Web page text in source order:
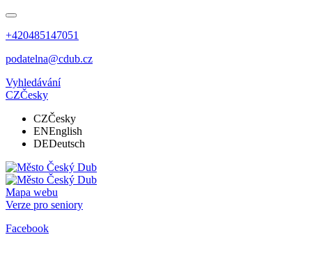
+420485147051
podatelna@cdub.cz
Vyhledávání
CZČesky
CZČesky
ENEnglish
DEDeutsch
Mapa webu
Verze pro seniory
Facebook